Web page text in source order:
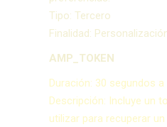
Tipo: Tercero
Finalidad:
AMP_TOKEN
Duración: 30 segundos a
Descripción: Incluye un
utilizar para recuperar